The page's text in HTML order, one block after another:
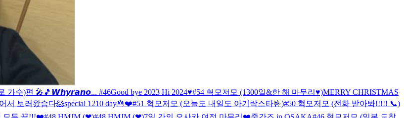
가수)편 🎤🎵 𝙒𝙝𝙮𝙧𝙖𝙣𝙤... #46Good bye 2023 Hi 2024♥#54 혁모저모 (1300일&한 해 마무리♥)MERRY CHRISTMAS
서 보러왔슴다🐹special 1210 day🎂❤️#51 혁모저모 (오늘도 내일도 아기락스타🤟)#50 혁모저모 (전화 받아봐!!!!! 📞)